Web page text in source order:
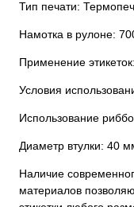
Тип печати:
Намотка в рулоне:
Применение
Условия
Использование
Диаметр втулки: 40
Наличие
материалов